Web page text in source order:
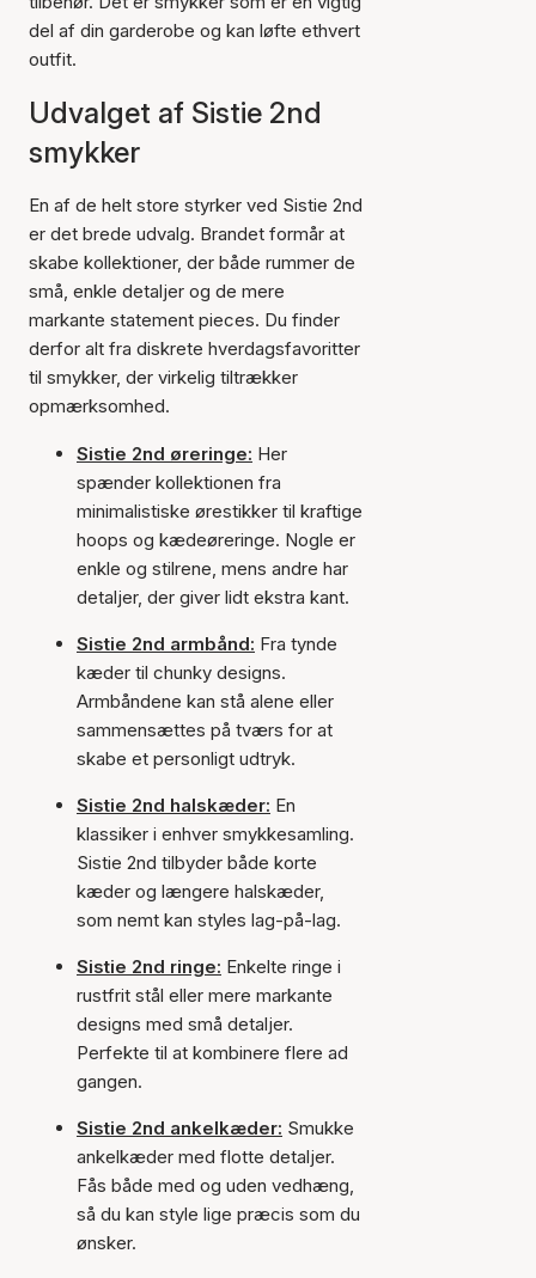
del af din garderobe og kan løfte ethvert
outfit.
Udvalget af Sistie 2nd
smykker
En af de helt store styrker ved Sistie 2nd
er det brede udvalg. Brandet formår at
skabe kollektioner, der både rummer de
små, enkle detaljer og de mere
markante statement pieces. Du finder
derfor alt fra diskrete hverdagsfavoritter
til smykker, der virkelig tiltrækker
opmærksomhed.
Sistie 2nd øreringe: Her
spænder kollektionen fra
minimalistiske ørestikker til kraftige
hoops og kædeøreringe. Nogle er
enkle og stilrene, mens andre har
detaljer, der giver lidt ekstra kant.
Sistie 2nd armbånd: Fra tynde
kæder til chunky designs.
Armbåndene kan stå alene eller
sammensættes på tværs for at
skabe et personligt udtryk.
Sistie 2nd halskæder: En
klassiker i enhver smykkesamling.
Sistie 2nd tilbyder både korte
kæder og længere halskæder,
som nemt kan styles lag-på-lag.
Sistie 2nd ringe: Enkelte ringe i
rustfrit stål eller mere markante
designs med små detaljer.
Perfekte til at kombinere flere ad
gangen.
Sistie 2nd ankelkæder: Smukke
ankelkæder med flotte detaljer.
Fås både med og uden vedhæng,
så du kan style lige præcis som du
ønsker.